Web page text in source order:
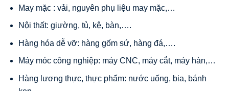
May mặc : vải, nguyên phụ liệu may mặc,…
Nội thất: giường, tủ, kệ, bàn,….
Hàng hóa dễ vỡ: hàng gốm sứ, hàng đá,….
Máy móc công nghiệp: máy CNC, máy cắt, máy hàn,…
Hàng lương thực, thực phẩm: nước uống, bia, bánh